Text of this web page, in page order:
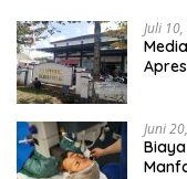
Juli
Juni